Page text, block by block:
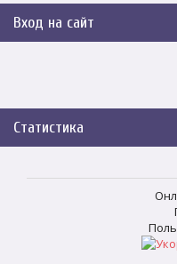
Вход на сайт
Статистика